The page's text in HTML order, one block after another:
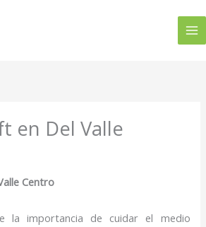
en Del Valle
Centro
la importancia de cuidar el medio